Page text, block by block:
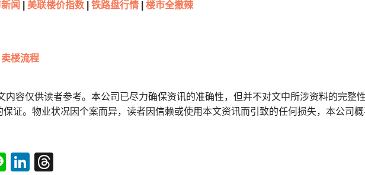
闻 美联楼价指数 铁路盘行情 楼市全撤辣
卖楼流程
内容仅供读者参考。本公司已尽力确保资讯的准确性，但并不对文中所涉资料的完整
证。物业状况因个案而异，读者因信赖或使用本文资讯而引致的任何损失，本公司概
LineLinkedIn